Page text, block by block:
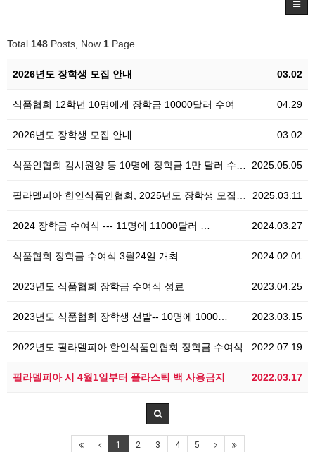
Total 148 Posts, Now 1 Page
03.02
2026년도 장학생 모집 안내
04.29
식품협회 12학년 10명에게 장학금 10000달러 수여
03.02
2026년도 장학생 모집 안내
2025.05.05
식품인협회 김시원양 등 10명에 장학금 1만 달러 수…
2025.03.11
필라델피아 한인식품인협회, 2025년도 장학생 모집 안…
2024.03.27
2024 장학금 수여식 --- 11명에 11000달러 …
2024.02.01
식품협회 장학금 수여식 3월24일 개최
2023.04.25
2023년도 식품협회 장학금 수여식 성료
2023.03.15
2023년도 식품협회 장학생 선발-- 10명에 1000…
2022.07.19
2022년도 필라델피아 한인식품인협회 장학금 수여식
2022.03.17
필라델피아 시 4월1일부터 플라스틱 백 사용금지
1 2 3 4 5